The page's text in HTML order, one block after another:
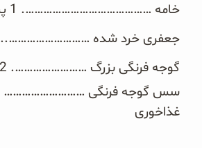
غلات و دانه‌های سالم
صبحانه و میان وعده
پک سلامتی OAB
خامه ……………………………………. 1 پیمانه
جعفری خرد شده ……………………….. 1 پیمانه
گوجه فرنگی بزرگ ……………………. 2 عدد
غذاخوری